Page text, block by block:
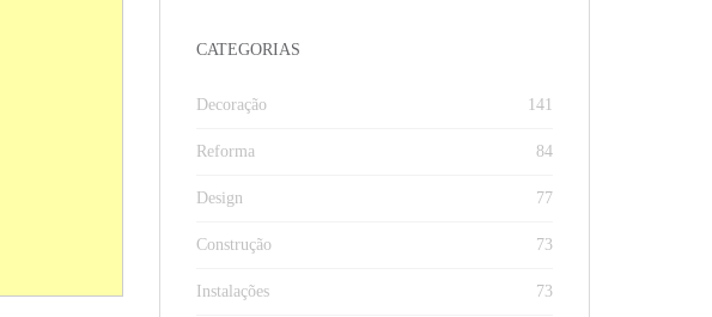
CATEGORIAS
Decoração 141
Reforma 84
Design 77
Construção 73
Instalações 73